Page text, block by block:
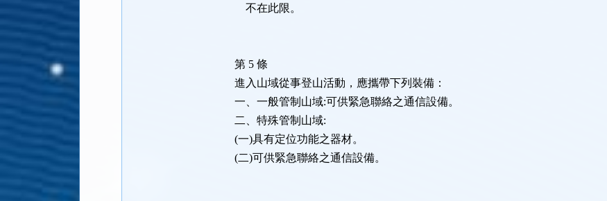
不在此限。
第 5 條
進入山域從事登山活動，應攜帶下列裝備：
一、一般管制山域:可供緊急聯絡之通信設備。
二、特殊管制山域:
(一)具有定位功能之器材。
(二)可供緊急聯絡之通信設備。